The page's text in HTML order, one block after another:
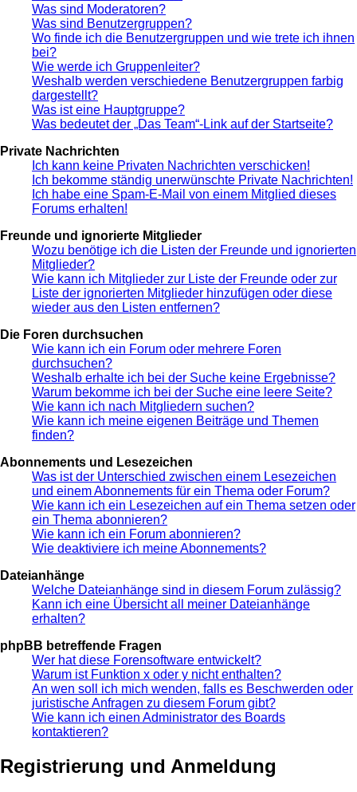
Was sind Moderatoren?
Was sind Benutzergruppen?
Wo finde ich die Benutzergruppen und wie trete ich ihnen
bei?
Wie werde ich Gruppenleiter?
Weshalb werden verschiedene Benutzergruppen farbig
dargestellt?
Was ist eine Hauptgruppe?
Was bedeutet der „Das Team“-Link auf der Startseite?
Private Nachrichten
Ich kann keine Privaten Nachrichten verschicken!
Ich bekomme ständig unerwünschte Private Nachrichten!
Ich habe eine Spam-E-Mail von einem Mitglied dieses
Forums erhalten!
Freunde und ignorierte Mitglieder
Wozu benötige ich die Listen der Freunde und ignorierten
Mitglieder?
Wie kann ich Mitglieder zur Liste der Freunde oder zur
Liste der ignorierten Mitglieder hinzufügen oder diese
wieder aus den Listen entfernen?
Die Foren durchsuchen
Wie kann ich ein Forum oder mehrere Foren
durchsuchen?
Weshalb erhalte ich bei der Suche keine Ergebnisse?
Warum bekomme ich bei der Suche eine leere Seite?
Wie kann ich nach Mitgliedern suchen?
Wie kann ich meine eigenen Beiträge und Themen
finden?
Abonnements und Lesezeichen
Was ist der Unterschied zwischen einem Lesezeichen
und einem Abonnements für ein Thema oder Forum?
Wie kann ich ein Lesezeichen auf ein Thema setzen oder
ein Thema abonnieren?
Wie kann ich ein Forum abonnieren?
Wie deaktiviere ich meine Abonnements?
Dateianhänge
Welche Dateianhänge sind in diesem Forum zulässig?
Kann ich eine Übersicht all meiner Dateianhänge
erhalten?
phpBB betreffende Fragen
Wer hat diese Forensoftware entwickelt?
Warum ist Funktion x oder y nicht enthalten?
An wen soll ich mich wenden, falls es Beschwerden oder
juristische Anfragen zu diesem Forum gibt?
Wie kann ich einen Administrator des Boards
kontaktieren?
Registrierung und Anmeldung